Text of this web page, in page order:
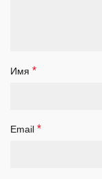
Имя *
Email *